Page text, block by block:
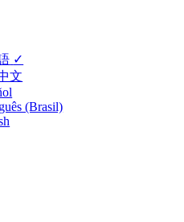
✓
文
(Brasil)